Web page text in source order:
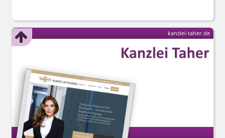
kanzlei-taher.de